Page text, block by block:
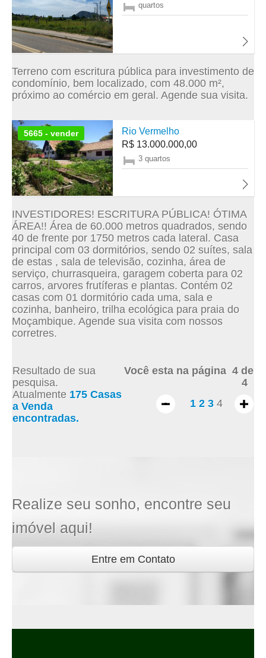
quartos
Terreno com escritura pública para investimento de
condomínio, bem localizado, com 48.000 m²,
próximo ao comércio em geral. Agende sua visita.
5665 - vender
Rio Vermelho
R$ 13.000.000,00
3 quartos
INVESTIDORES! ESCRITURA PÚBLICA! ÓTIMA
ÁREA!! Área de 60.000 metros quadrados, sendo
40 de frente por 1750 metros cada lateral. Casa
principal com 03 dormitórios, sendo 02 suítes, sala
de estas , sala de televisão, cozinha, área de
serviço, churrasqueira, garagem coberta para 02
carros, arvores frutíferas e plantas. Contém 02
casas com 01 dormitório cada uma, sala e
cozinha, banheiro, trilha ecológica para praia do
Moçambique. Agende sua visita com nossos
corretres.
Resultado de sua
pesquisa.
Atualmente 175 Casas
a Venda
encontradas.
Você esta na página 4 de
4
1 2 3 4
Realize seu sonho, encontre seu
imóvel aqui!
Entre em Contato